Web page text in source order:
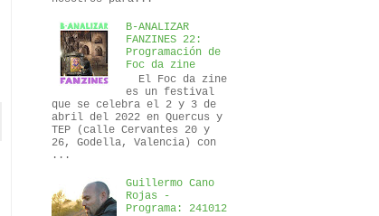
B-ANALIZAR
FANZINES 22:
Programación de
Foc da zine
El Foc da zine
es un festival
que se celebra el 2 y 3 de
abril del 2022 en Quercus y
TEP (calle Cervantes 20 y
26, Godella, Valencia) con
...
Guillermo Cano
Rojas -
Programa: 241012